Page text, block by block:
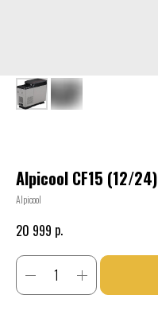
Alpicool CF15 (12/24)
Alpicool
20 999 р.